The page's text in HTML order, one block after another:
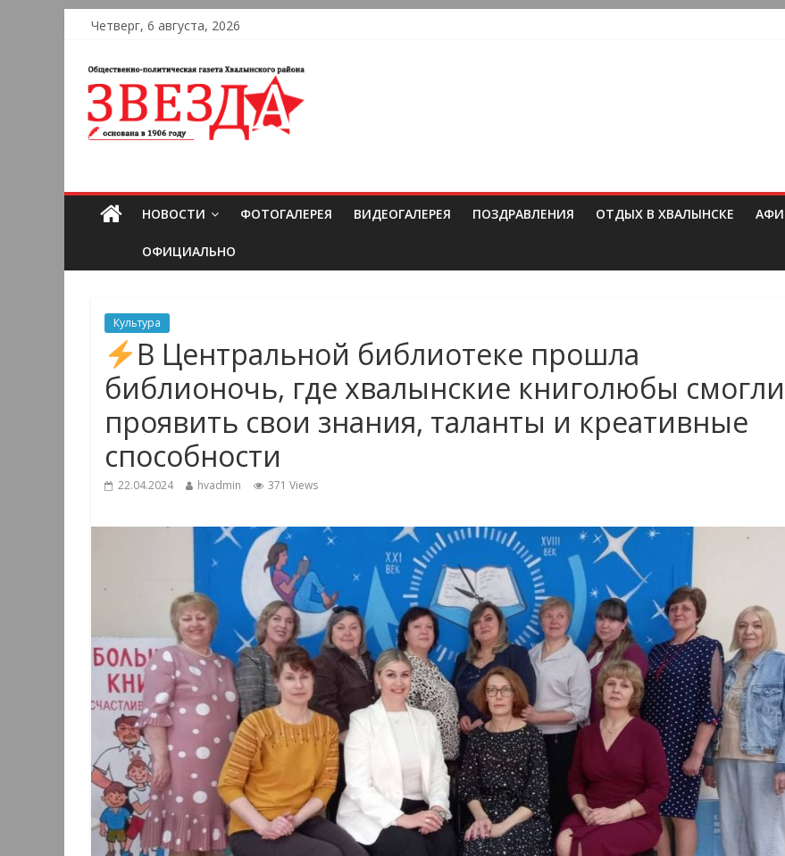
Четверг, 6 августа, 2026
НОВОСТИ ФОТОГАЛЕРЕЯ ВИДЕОГАЛЕРЕЯ ПОЗДРАВЛЕНИЯ ОТДЫХ В ХВАЛЫНСКЕ
ОФИЦИАЛЬНО
Культура
В Центральной библиотеке прошла
библионочь, где хвалынские книголюбы смогли
проявить свои знания, таланты и креативные
способности
22.04.2024 hvadmin 371 Views